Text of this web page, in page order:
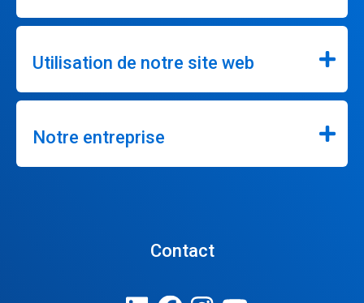
Utilisation de notre site web
Notre entreprise
Contact